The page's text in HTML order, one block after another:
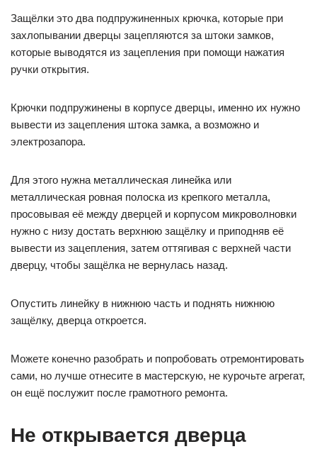
Защёлки это два подпружиненных крючка, которые при
захлопывании дверцы зацепляются за штоки замков,
которые выводятся из зацепления при помощи нажатия
ручки открытия.
Крючки подпружинены в корпусе дверцы, именно их нужно
вывести из зацепления штока замка, а возможно и
электрозапора.
Для этого нужна металлическая линейка или
металлическая ровная полоска из крепкого металла,
просовывая её между дверцей и корпусом микроволновки
нужно с низу достать верхнюю защёлку и приподняв её
вывести из зацепления, затем оттягивая с верхней части
дверцу, чтобы защёлка не вернулась назад.
Опустить линейку в нижнюю часть и поднять нижнюю
защёлку, дверца откроется.
Можете конечно разобрать и попробовать отремонтировать
сами, но лучше отнесите в мастерскую, не курочьте агрегат,
он ещё послужит после грамотного ремонта.
Не открывается дверца